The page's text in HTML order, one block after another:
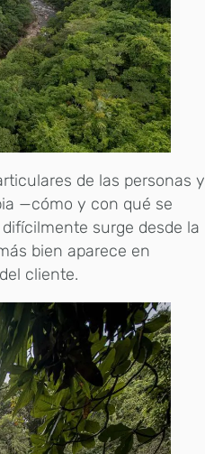
de las personas y
—cómo y con qué se
surge desde la
bien aparece en
cliente.